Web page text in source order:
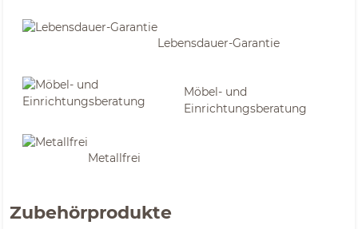
Lebensdauer-Garantie
Möbel- und
Einrichtungsberatung
Metallfrei
Zubehörprodukte